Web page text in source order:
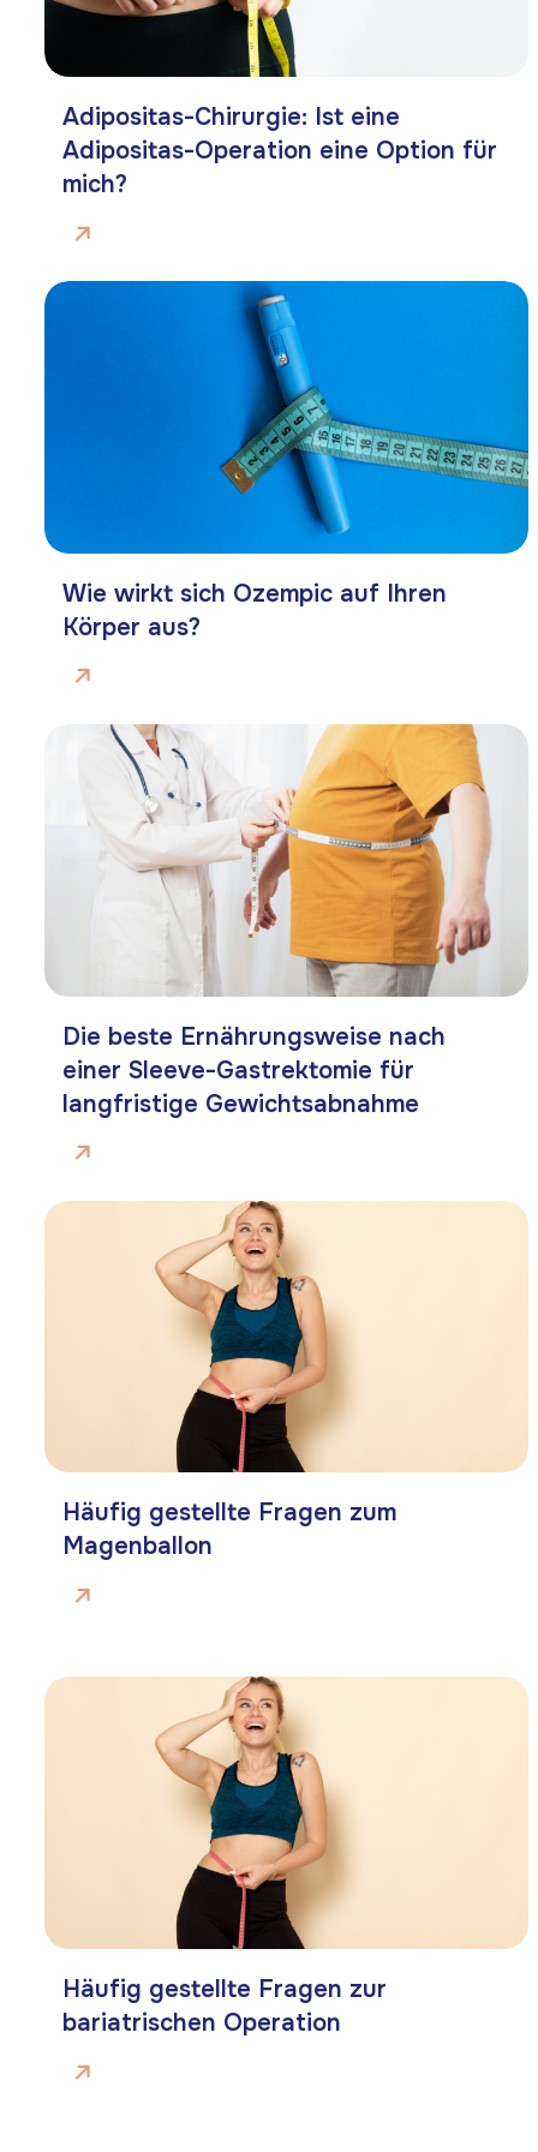
Adipositas-Chirurgie: Ist eine
Adipositas-Operation eine Option für
mich?
Wie wirkt sich Ozempic auf Ihren
Körper aus?
Die beste Ernährungsweise nach
einer Sleeve-Gastrektomie für
langfristige Gewichtsabnahme
Häufig gestellte Fragen zum
Magenballon
Häufig gestellte Fragen zur
bariatrischen Operation